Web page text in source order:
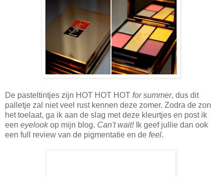
De pasteltintjes zijn HOT HOT HOT for summer, dus dit
palletje zal niet veel rust kennen deze zomer. Zodra de zon
het toelaat, ga ik aan de slag met deze kleurtjes en post ik
een eyelookop mijn blog. Can't wait!Ik geef jullie dan ook
een full review van de pigmentatie en de feel.